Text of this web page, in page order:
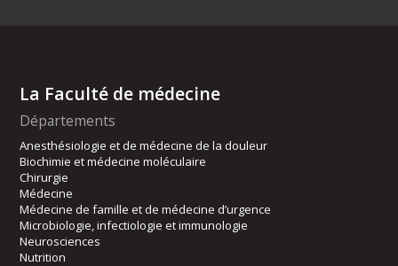
La Faculté de médecine
Départements
Anesthésiologie et de médecine de la douleur
Biochimie et médecine moléculaire
Chirurgie
Médecine
Médecine de famille et de médecine d’urgence
Microbiologie, infectiologie et immunologie
Neurosciences
Nutrition